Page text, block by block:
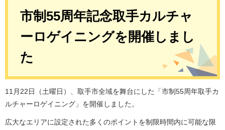
市制55周年記念取手カルチャ
ーロゲイニングを開催しまし
た
11月22日（土曜日）、取手市全域を舞台にした「市制55周年取手カ
ルチャーロゲイニング」を開催しました。
広大なエリアに設定された多くのポイントを制限時間内に可能な限